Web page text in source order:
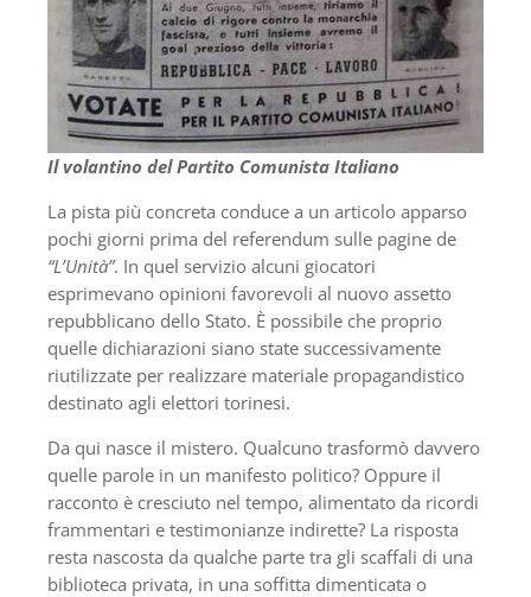
Il volantino del Partito Comunista Italiano
La pista più concreta conduce a un articolo apparso
pochi giorni prima del referendum sulle pagine de
“L’Unità”. In quel servizio alcuni giocatori
esprimevano opinioni favorevoli al nuovo assetto
repubblicano dello Stato. È possibile che proprio
quelle dichiarazioni siano state successivamente
riutilizzate per realizzare materiale propagandistico
destinato agli elettori torinesi.
Da qui nasce il mistero. Qualcuno trasformò davvero
quelle parole in un manifesto politico? Oppure il
racconto è cresciuto nel tempo, alimentato da ricordi
frammentari e testimonianze indirette? La risposta
resta nascosta da qualche parte tra gli scaffali di una
biblioteca privata, in una soffitta dimenticata o